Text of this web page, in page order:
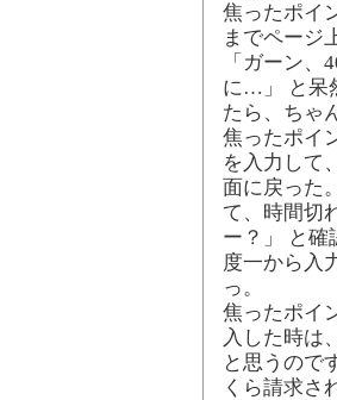
焦ったポイ
までページ
「ガーン
に…」 と呆
たら、ちゃ
焦ったポイ
を入力して
面に戻った
て、時間切
ー？」 と確
度一から入
っ。
焦ったポイ
入した時は
と思うので
くら請求さ